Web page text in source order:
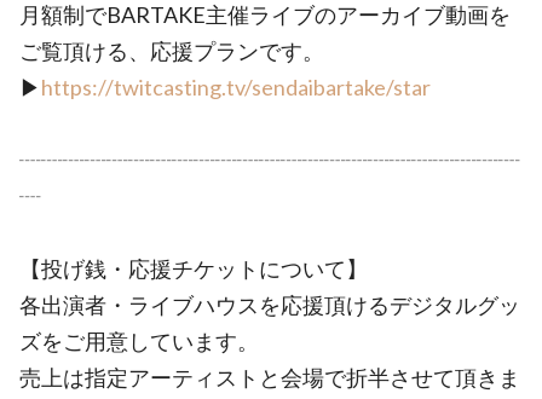
月額制でBARTAKE主催ライブのアーカイブ動画を
ご覧頂ける、応援プランです。
▶︎https://twitcasting.tv/sendaibartake/star
┈┈┈┈┈┈┈┈┈┈┈┈┈┈┈┈┈┈┈┈┈┈┈
┈
【投げ銭・応援チケットについて】
各出演者・ライブハウスを応援頂けるデジタルグッ
ズをご用意しています。
売上は指定アーティストと会場で折半させて頂きま